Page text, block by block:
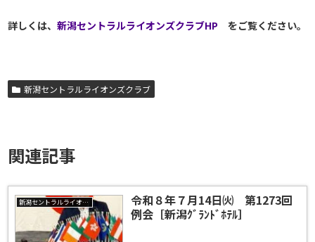
詳しくは、新潟セントラルライオンズクラブHP をご覧ください。
新潟セントラルライオンズクラブ
関連記事
新潟セントラルライオンズクラブ
令和８年７月14日㈫ 第1273回
例会［新潟ｸﾞﾗﾝﾄﾞﾎﾃﾙ］